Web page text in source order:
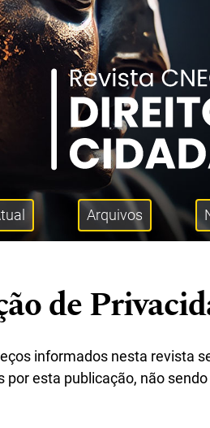
Arquivos
de
informados nesta revista
por esta publicação, não